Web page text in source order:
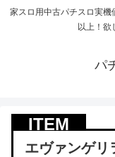
家スロ用中古パチスロ実
以上！欲
パ
エヴァンゲリ